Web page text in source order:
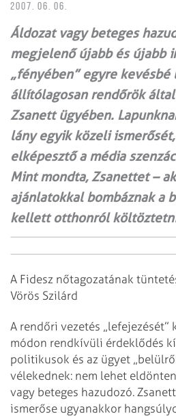
2007. 06. 06.
Áldozat vagy beteges
megjelenő újabb és újabb
„fényében” egyre
állítólagosan rendőrök
Zsanett ügyében.
lány egyik közeli
elképesztő a média
Mint mondta, Zsanettet –
ajánlatokkal bombáznak a
kellett otthonról
A Fidesz nőtagozatának
Vörös Szilárd
A rendőri vezetés
módon rendkívüli érdeklődés
politikusok és az ügyet
vélekednek: nem lehet
vagy beteges hazudozó.
ismerőse ugyanakkor